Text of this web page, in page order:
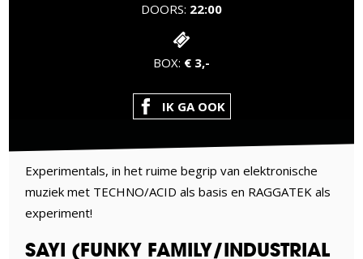
DOORS: 22:00
BOX: € 3,-
IK GA OOK
Experimentals, in het ruime begrip van elektronische
muziek met TECHNO/ACID als basis en RAGGATEK als
experiment!
SAYI (FUNKY FAMILY/INDUSTRIAL